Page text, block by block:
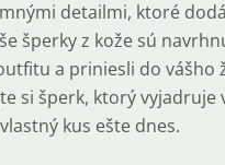
detailmi, ktoré
šperky z kože sú
a priniesli do vášho
si šperk, ktorý vyjadruje
kus ešte dnes.